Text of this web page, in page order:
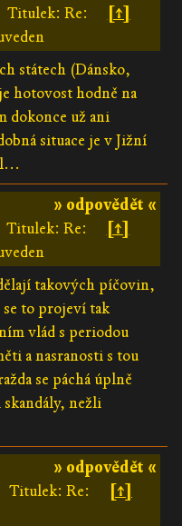
Titulek: Re:
[↑]
státech (Dánsko,
hotovost hodně na
dokonce už ani
situace je v Jižní
» odpovědět «
Titulek: Re:
[↑]
takových píčovin,
to projeví tak
vlád s periodou
a nasranosti s tou
se páchá úplně
nežli
» odpovědět «
Titulek: Re:
[↑]